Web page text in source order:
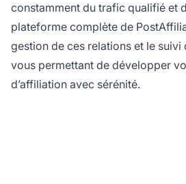
constamment du trafic qualifié et
plateforme complète de
gestion de ces relations et le suivi
vous permettant de développer
d’affiliation avec sérénité.